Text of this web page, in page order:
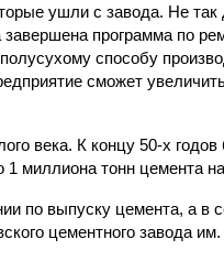
ушли с завода. Не так
программа по
способу
сможет
века. К концу 50-х
1 миллиона тонн цемента
по выпуску цемента, а в
цементного завода